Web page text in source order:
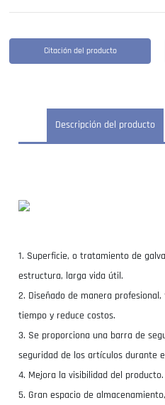
Citación del producto
Descripción del producto
1. Superficie, o tratamiento de
estructura, larga vida útil.
2. Diseñado de manera
tiempo y reduce costos.
3. Se proporciona una barra de
seguridad de los artículos durante
4. Mejora la visibilidad del producto.
5. Gran espacio de